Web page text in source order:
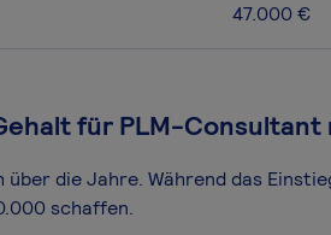
47.000 €
für PLM-
die Jahre. Während das
schaffen.